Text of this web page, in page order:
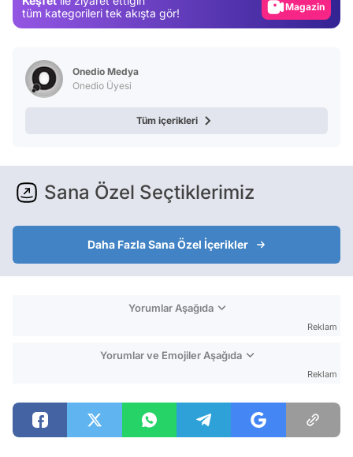
tüm kategorileri tek akışta gör!
Magazin
Onedio Medya
Onedio Üyesi
Tüm içerikleri
Sana Özel Seçtiklerimiz
Daha Fazla Sana Özel İçerikler
Yorumlar Aşağıda
Reklam
Yorumlar ve Emojiler Aşağıda
Reklam